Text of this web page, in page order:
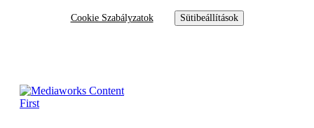
Cookie Szabályzatok Sütibeállítások